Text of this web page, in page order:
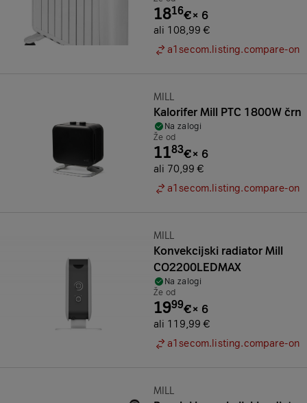
1816€× 6
ali 108,99 €
a1secom.listing.compare-on
Znamka:
MILL
Kalorifer Mill PTC 1800W črn
Na zalogi
Že od
1183€× 6
ali 70,99 €
a1secom.listing.compare-on
Znamka:
MILL
Konvekcijski radiator Mill
CO2200LEDMAX
Na zalogi
Že od
1999€× 6
ali 119,99 €
a1secom.listing.compare-on
Znamka:
MILL